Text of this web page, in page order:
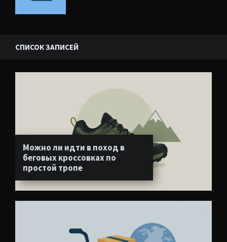
СПИСОК ЗАПИСЕЙ
Можно ли идти в поход в
беговых кроссовках по
простой тропе